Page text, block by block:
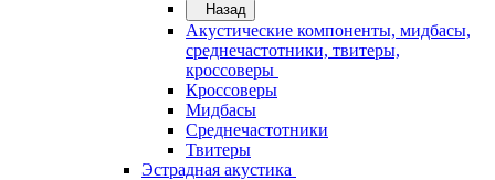
Назад
Акустические компоненты, мидбасы,
среднечастотники, твитеры,
кроссоверы
Кроссоверы
Мидбасы
Среднечастотники
Твитеры
Эстрадная акустика